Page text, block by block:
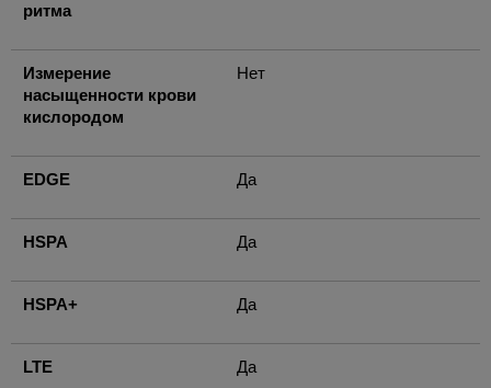
ритма
Измерение
насыщенности крови
кислородом
Нет
EDGE Да
HSPA Да
HSPA+ Да
LTE Да